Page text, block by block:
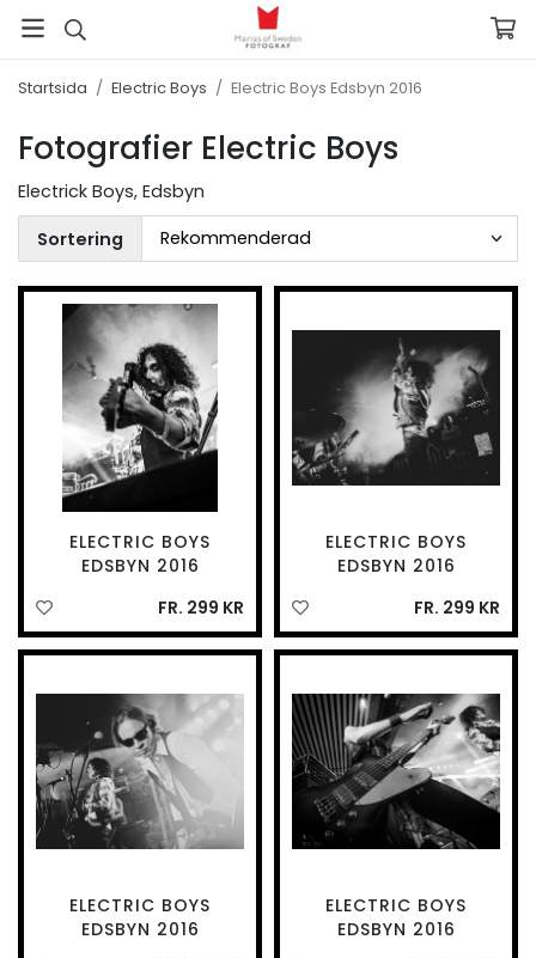
Startsida / Electric Boys / Electric Boys Edsbyn 2016
Fotografier Electric Boys
Electrick Boys, Edsbyn
Sortering
ELECTRIC BOYS
EDSBYN 2016
FR. 299 KR
ELECTRIC BOYS
EDSBYN 2016
FR. 299 KR
ELECTRIC BOYS
EDSBYN 2016
ELECTRIC BOYS
EDSBYN 2016